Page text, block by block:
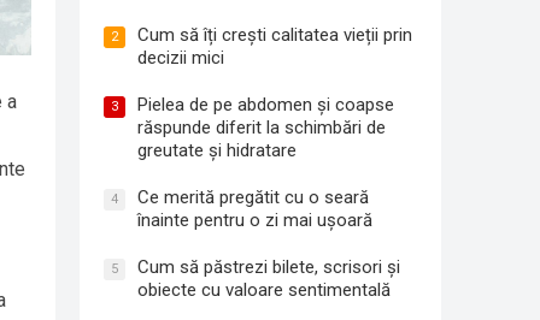
a
2
Cum să îți crești calitatea vieții prin
decizii mici
3
Pielea de pe abdomen și coapse
răspunde diferit la schimbări de
greutate și hidratare
4
Ce merită pregătit cu o seară
înainte pentru o zi mai ușoară
5
Cum să păstrezi bilete, scrisori și
obiecte cu valoare sentimentală